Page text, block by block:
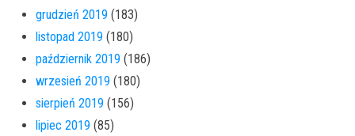
grudzień 2019 (183)
listopad 2019 (180)
październik 2019 (186)
wrzesień 2019 (180)
sierpień 2019 (156)
lipiec 2019 (85)